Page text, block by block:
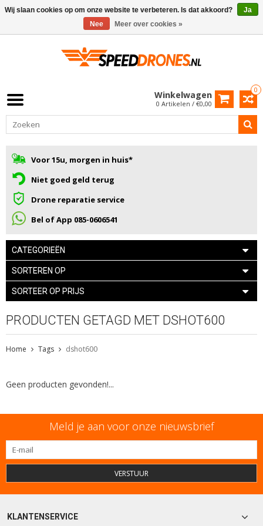
0
Winkelwagen
0 Artikelen / €0,00
Voor 15u, morgen in huis*
Niet goed geld terug
Drone reparatie service
Bel of App 085-0606541
CATEGORIEËN
SORTEREN OP
SORTEER OP PRIJS
PRODUCTEN GETAGD MET DSHOT600
Home Tags dshot600
Geen producten gevonden!...
Meld je aan voor onze nieuwsbrief
VERSTUUR
KLANTENSERVICE
Wij slaan cookies op om onze website te verbeteren. Is dat akkoord?
Ja
Nee
Meer over cookies »